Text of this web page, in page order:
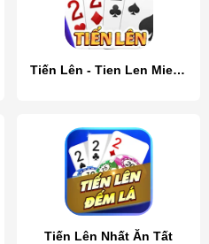
Tiến Lên - Tien Len Mien Nam
Tiến Lên Nhất Ăn Tất